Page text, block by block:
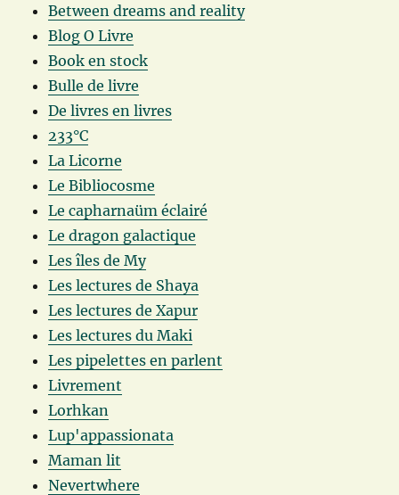
Between dreams and reality
Blog O Livre
Book en stock
Bulle de livre
De livres en livres
233°C
La Licorne
Le Bibliocosme
Le capharnaüm éclairé
Le dragon galactique
Les îles de My
Les lectures de Shaya
Les lectures de Xapur
Les lectures du Maki
Les pipelettes en parlent
Livrement
Lorhkan
Lup'appassionata
Maman lit
Nevertwhere